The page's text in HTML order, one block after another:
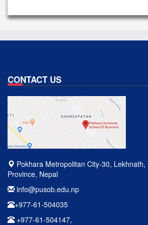
CONTACT US
Pokhara Metropolitan City-30, Lekhnath,
Province, Nepal
info@pusob.edu.np
+977-61-504035
+977-61-504147,